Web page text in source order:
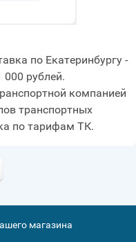
по Екатеринбургу -
000 рублей.
компанией
транспортных
по тарифам ТК.
магазина